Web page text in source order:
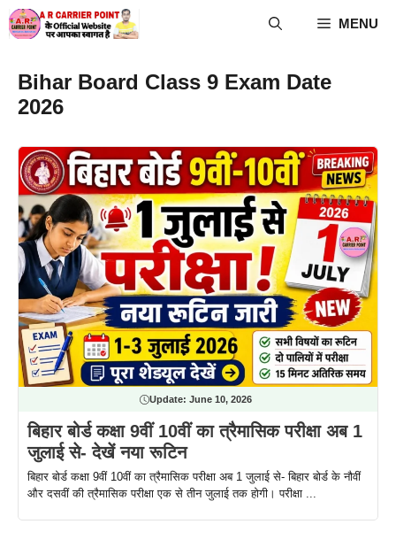
Skip
to
MENU
Bihar Board Class 9 Exam Date
2026
Update: June 10, 2026
बिहार बोर्ड कक्षा 9वीं 10वीं का त्रैमासिक परीक्षा अब 1
जुलाई से- देखें नया रूटिन
बिहार बोर्ड कक्षा 9वीं 10वीं का त्रैमासिक परीक्षा अब 1 जुलाई से- बिहार बोर्ड के नौवीं
और दसवीं की त्रैमासिक परीक्षा एक से तीन जुलाई तक होगी। परीक्षा ...